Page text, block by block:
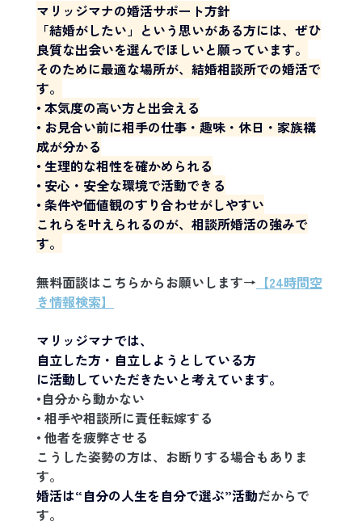
マリッジマナの婚活サポート方針
「結婚がしたい」という思いがある方には、ぜひ
良質な出会いを選んでほしいと願っています。
そのために最適な場所が、結婚相談所での婚活で
す。
• 本気度の高い方と出会える
• お見合い前に相手の仕事・趣味・休日・家族構
成が分かる
• 生理的な相性を確かめられる
• 安心・安全な環境で活動できる
• 条件や価値観のすり合わせがしやすい
これらを叶えられるのが、相談所婚活の強みで
す。
無料面談はこちらからお願いします→ 【24時間空
き情報検索】
マリッジマナでは、
自立した方・自立しようとしている方
に活動していただきたいと考えています。
•自分から動かない
• 相手や相談所に責任転嫁する
• 他者を疲弊させる
こうした姿勢の方は、お断りする場合もありま
す。
婚活は“自分の人生を自分で選ぶ”活動だからで
す。